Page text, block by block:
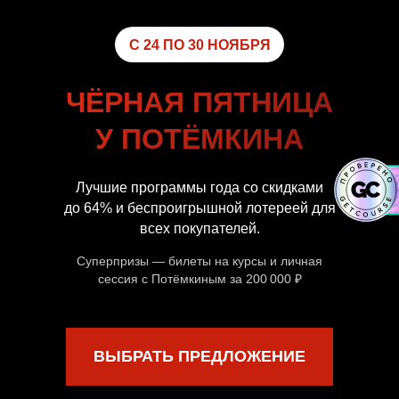
ЧЁРНАЯ ПЯТНИЦА
У ПОТЁМКИНА
Лучшие программы года со скидками
до 64% и беспроигрышной лотереей для
всех покупателей.
С 24 ПО 30 НОЯБРЯ
Суперпризы — билеты на курсы и личная
сессия с Потёмкиным за 200 000 ₽
ВЫБРАТЬ ПРЕДЛОЖЕНИЕ